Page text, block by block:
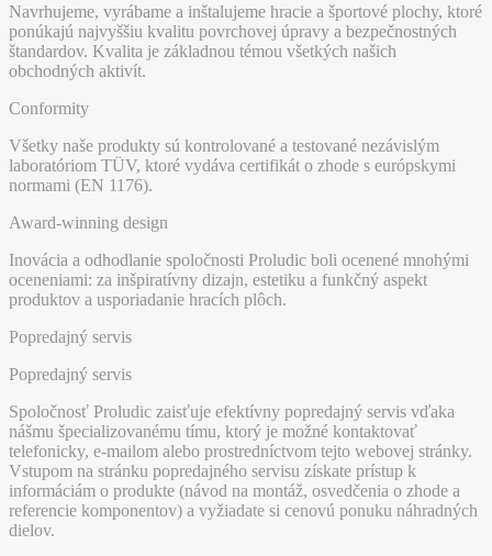
Navrhujeme, vyrábame a inštalujeme hracie a športové plochy, ktoré
ponúkajú najvyššiu kvalitu povrchovej úpravy a bezpečnostných
štandardov. Kvalita je základnou témou všetkých našich
obchodných aktivít.
Conformity
Všetky naše produkty sú kontrolované a testované nezávislým
laboratóriom TÜV, ktoré vydáva certifikát o zhode s európskymi
normami (EN 1176).
Award-winning design
Inovácia a odhodlanie spoločnosti Proludic boli ocenené mnohými
oceneniami: za inšpiratívny dizajn, estetiku a funkčný aspekt
produktov a usporiadanie hracích plôch.
Popredajný servis
Popredajný servis
Spoločnosť Proludic zaisťuje efektívny popredajný servis vďaka
nášmu špecializovanému tímu, ktorý je možné kontaktovať
telefonicky, e-mailom alebo prostredníctvom tejto webovej stránky.
Vstupom na stránku popredajného servisu získate prístup k
informáciám o produkte (návod na montáž, osvedčenia o zhode a
referencie komponentov) a vyžiadate si cenovú ponuku náhradných
dielov.